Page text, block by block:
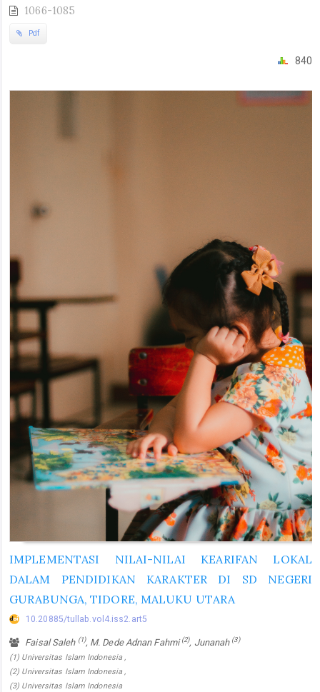
1066-1085
Pdf
840
IMPLEMENTASI NILAI-NILAI KEARIFAN LOKAL
DALAM PENDIDIKAN KARAKTER DI SD NEGERI
GURABUNGA, TIDORE, MALUKU UTARA
10.20885/tullab.vol4.iss2.art5
Faisal Saleh (1), M. Dede Adnan Fahmi(2), Junanah (3)
(1) Universitas Islam Indonesia ,
(2) Universitas Islam Indonesia ,
(3) Universitas Islam Indonesia